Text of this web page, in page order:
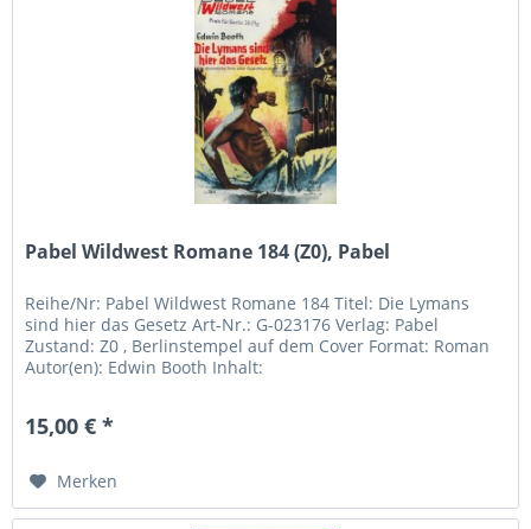
Pabel Wildwest Romane 184 (Z0), Pabel
Reihe/Nr: Pabel Wildwest Romane 184 Titel: Die Lymans
sind hier das Gesetz Art-Nr.: G-023176 Verlag: Pabel
Zustand: Z0 , Berlinstempel auf dem Cover Format: Roman
Autor(en): Edwin Booth Inhalt:
15,00 € *
Merken